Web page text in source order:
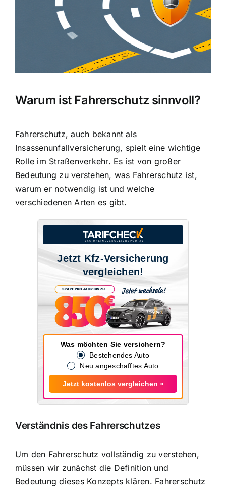
Warum ist Fahrerschutz sinnvoll?
Fahrerschutz, auch bekannt als
Insassenunfallversicherung, spielt eine wichtige
Rolle im Straßenverkehr. Es ist von großer
Bedeutung zu verstehen, was Fahrerschutz ist,
warum er notwendig ist und welche
verschiedenen Arten es gibt.
Jetzt Kfz-Versicherung
vergleichen!
Was möchten Sie versichern?
Bestehendes Auto
Neu angeschafftes Auto
Jetzt kostenlos vergleichen »
Verständnis des Fahrerschutzes
Um den Fahrerschutz vollständig zu verstehen,
müssen wir zunächst die Definition und
Bedeutung dieses Konzepts klären. Fahrerschutz